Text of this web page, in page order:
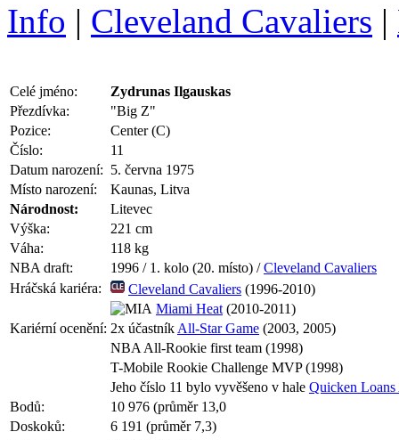
Info | Cleveland Cavaliers |
Celé jméno:
Zydrunas Ilgauskas
Přezdívka:
"Big Z"
Pozice:
Center (C)
Číslo:
11
Datum narození: 5. června 1975
Místo narození:
Kaunas, Litva
Národnost:
Litevec
Výška:
221 cm
Váha:
118 kg
NBA draft:
1996 / 1. kolo (20. místo) /Cleveland Cavaliers
Hráčská kariéra:
Cleveland Cavaliers (1996-2010)
Miami Heat (2010-2011)
Kariérní ocenění: 2x účastník All-Star Game (2003, 2005)
NBA All-Rookie first team (1998)
T-Mobile Rookie Challenge MVP (1998)
Jeho číslo 11 bylo vyvěšeno v hale Quicken Loans
Bodů:
10 976 (průměr 13,0
Doskoků:
6 191 (průměr 7,3)